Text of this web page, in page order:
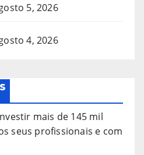
5, 2026
4, 2026
mais de 145 mil
seus profissionais e com